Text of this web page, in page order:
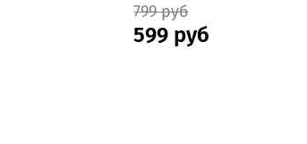
799 руб
599 руб